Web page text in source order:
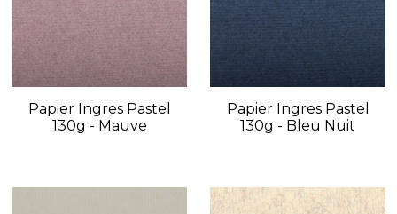
Papier Ingres Pastel
130g - Mauve
Papier Ingres Pastel
130g - Bleu Nuit